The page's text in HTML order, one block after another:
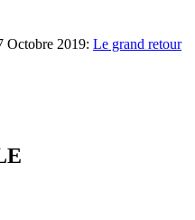
Octobre 2019: Le grand retour